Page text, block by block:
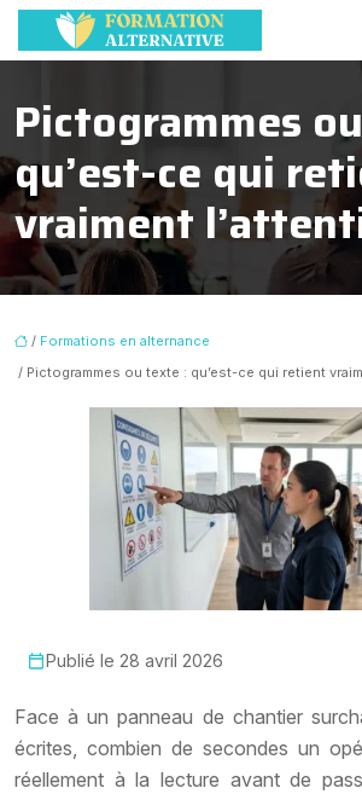
Pictogrammes
qu’est-ce qui
vraiment
/ Formations en alternance
/ Pictogrammes ou texte : qu’est-ce qui retient
Publié le 28 avril 2026
Face à un panneau de chantier
écrites, combien de secondes un
réellement à la lecture avant de